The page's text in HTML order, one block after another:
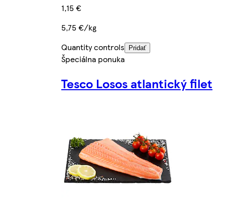
1,15 €
5,75 €/kg
Quantity controls
Pridať
Špeciálna ponuka
Tesco Losos atlantický filet